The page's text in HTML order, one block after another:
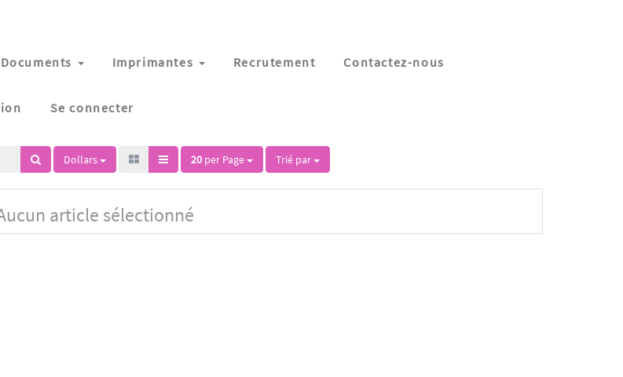
Documents Imprimantes Recrutement Contactez-nous
Se connecter
Dollars 20 per Page Trié par
article sélectionné